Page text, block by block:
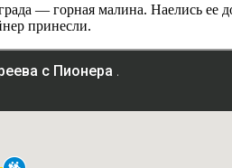
— горная малина. Наелись ее
принесли.